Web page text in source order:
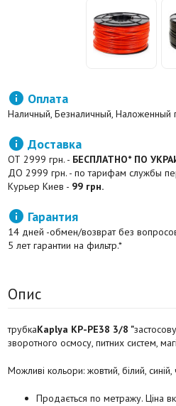
 Оплата
Наличный, Безналичный, Наложенный
 Доставка
ОТ 2999 грн. - БЕСПЛАТНО* ПО
ДО 2999 грн. - по тарифам службы
Курьер Киев - 99 грн.
 Гарантия
14 дней -обмен/возврат без
5 лет гарантии на фильтр.*
Опис
трубкаKaplya KP-PE38 3/8 "
зворотного осмосу, питних систем,
Можливі кольори: жовтий, білий,
Продається по метражу. Ціна